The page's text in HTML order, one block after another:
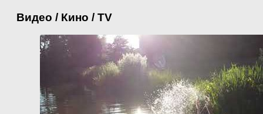
Видео / Кино / TV